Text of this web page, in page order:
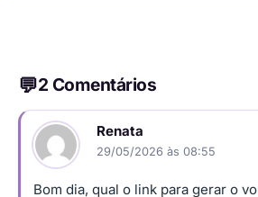
2 Comentários
Renata
29/05/2026 às 08:55
Bom dia, qual o link para gerar o